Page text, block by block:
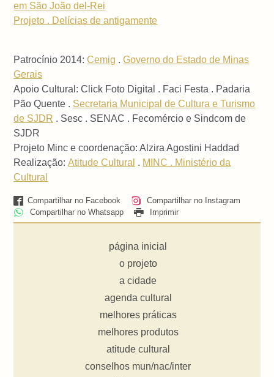
em São João del-Rei
Projeto . Delícias de antigamente
Patrocínio 2014:Cemig .Governo do Estado de Minas
Gerais
Apoio Cultural: Click Foto Digital . Faci Festa . Padaria
Pão Quente . Secretaria Municipal de Cultura e Turismo
de SJDR . Sesc . SENAC . Fecomércio e Sindcom de
SJDR
Projeto Minc e coordenação: Alzira Agostini Haddad
Realização:Atitude Cultural . MINC . Ministério da
Cultural
Compartilhar no Facebook
Compartilhar no Instagram
Compartilhar no Whatsapp
Imprimir
página inicial
o projeto
a cidade
agenda cultural
melhores práticas
melhores produtos
atitude cultural
conselhos mun/nac/inter